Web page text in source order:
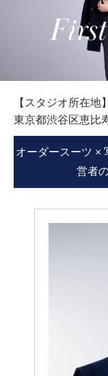
【スタジオ所在地】
東京都渋谷区恵比
オーダースーツ ×
営者